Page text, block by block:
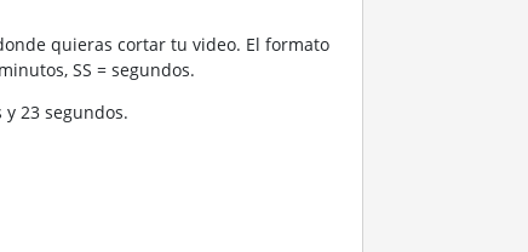
quieras cortar tu video. El formato
SS = segundos.
23 segundos.